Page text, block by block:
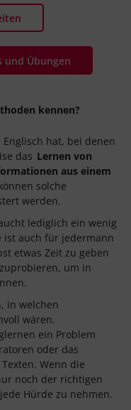
und Übungen
kennen?
hat, bei denen
das Lernen von
aus einem
solche
werden.
lediglich ein wenig
ist auch für jedermann
etwas Zeit zu geben
um in
in welchen
wären.
ein Problem
oder das
Wenn die
noch der richtigen
Hürde zu nehmen.